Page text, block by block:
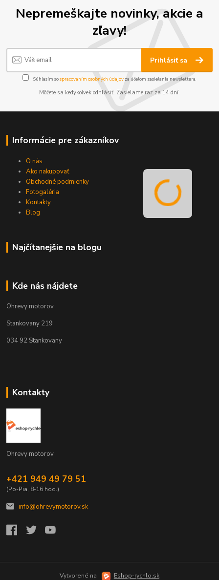
Nepremeškajte novinky, akcie a
zľavy!
Prihlásiť sa
Súhlasím sospracovaním osobných údajov za účelom zasielania newslettera.
Môžete sa kedykoľvek odhlásiť. Zasielame raz za 14 dní.
Informácie pre zákazníkov
O nás
Ako nakupovať
Obchodné podmienky
Fotogaléria
Kontakty
Blog
Najčítanejšie na blogu
Kde nás nájdete
Ohrevy motorov
Stankovany 219
034 92 Stankovany
Kontakty
Ohrevy motorov
+421 949 49 79 51
(Po-Pia, 8-16 hod.)
info@ohrevymotorov.sk
Vytvorené na Eshop-rychlo.sk